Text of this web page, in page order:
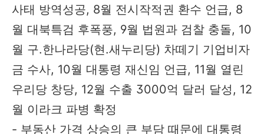
사태 방역성공, 8월 전시작적권 환수 언급, 8
월 대북특검 후폭풍, 9월 법원과 검찰 충돌, 10
월 구.한나라당(현.새누리당) 차떼기 기업비자
금 수사, 10월 대통령 재신임 언급, 11월 열린
우리당 창당, 12월 수출 3000억 달러 달성, 12
월 이라크 파병 확정
- 부동산 가격 상승의 큰 부담 때문에 대통령